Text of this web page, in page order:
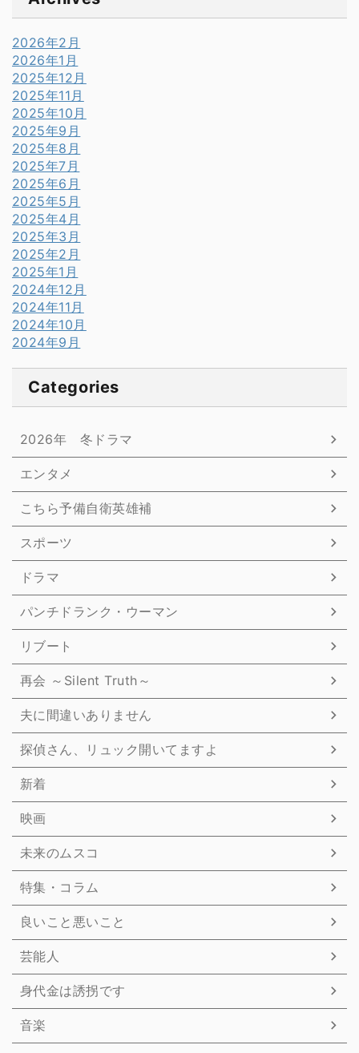
2026年2月
2026年1月
2025年12月
2025年11月
2025年10月
2025年9月
2025年8月
2025年7月
2025年6月
2025年5月
2025年4月
2025年3月
2025年2月
2025年1月
2024年12月
2024年11月
2024年10月
2024年9月
Categories
2026年 冬ドラマ
エンタメ
こちら予備自衛英雄補
スポーツ
ドラマ
パンチドランク・ウーマン
リブート
再会 ～Silent Truth～
夫に間違いありません
探偵さん、リュック開いてますよ
新着
映画
未来のムスコ
特集・コラム
良いこと悪いこと
芸能人
身代金は誘拐です
音楽